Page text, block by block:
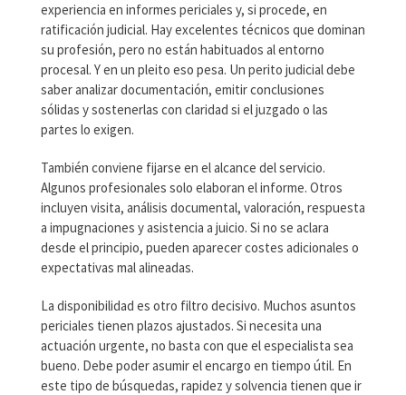
experiencia en informes periciales y, si procede, en
ratificación judicial. Hay excelentes técnicos que dominan
su profesión, pero no están habituados al entorno
procesal. Y en un pleito eso pesa. Un perito judicial debe
saber analizar documentación, emitir conclusiones
sólidas y sostenerlas con claridad si el juzgado o las
partes lo exigen.
También conviene fijarse en el alcance del servicio.
Algunos profesionales solo elaboran el informe. Otros
incluyen visita, análisis documental, valoración, respuesta
a impugnaciones y asistencia a juicio. Si no se aclara
desde el principio, pueden aparecer costes adicionales o
expectativas mal alineadas.
La disponibilidad es otro filtro decisivo. Muchos asuntos
periciales tienen plazos ajustados. Si necesita una
actuación urgente, no basta con que el especialista sea
bueno. Debe poder asumir el encargo en tiempo útil. En
este tipo de búsquedas, rapidez y solvencia tienen que ir